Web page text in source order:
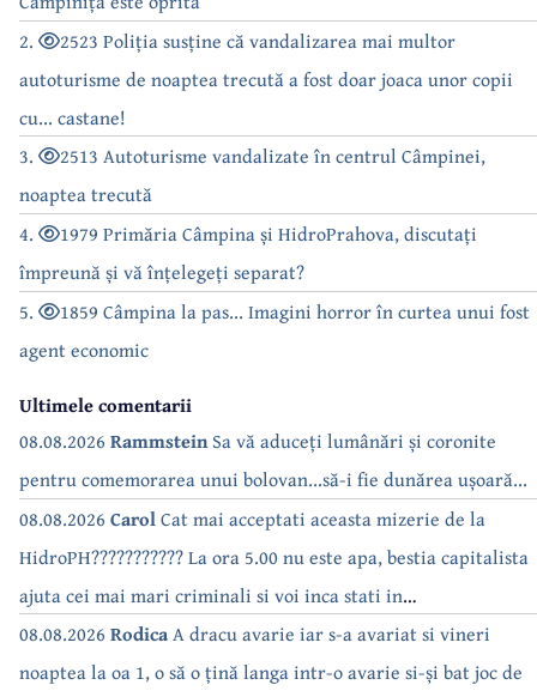
2.
2523 Poliția susține că vandalizarea mai multor
autoturisme de noaptea trecută a fost doar joaca unor copii
cu... castane!
3.
2513 Autoturisme vandalizate în centrul Câmpinei,
noaptea trecută
4.
1979 Primăria Câmpina și HidroPrahova, discutați
împreună și vă înțelegeți separat?
5.
1859 Câmpina la pas... Imagini horror în curtea unui fost
agent economic
Ultimele comentarii
08.08.2026 RammsteinSa vă aduceți lumânări și coronite
pentru comemorarea unui bolovan...să-i fie dunărea ușoară...
08.08.2026 CarolCat mai acceptati aceasta mizerie de la
HidroPH??????????? La ora 5.00 nu este apa, bestia capitalista
ajuta cei mai mari criminali si voi inca stati in
case???????????????
08.08.2026 RodicaA dracu avarie iar s-a avariat si vineri
noaptea la oa 1, o să o țină langa intr-o avarie si-și bat joc de